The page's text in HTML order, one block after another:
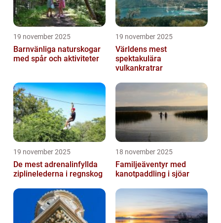
19 november 2025
Barnvänliga naturskogar
med spår och aktiviteter
19 november 2025
Världens mest
spektakulära
vulkankratrar
19 november 2025
De mest adrenalinfyllda
ziplinelederna i regnskog
18 november 2025
Familjeäventyr med
kanotpaddling i sjöar